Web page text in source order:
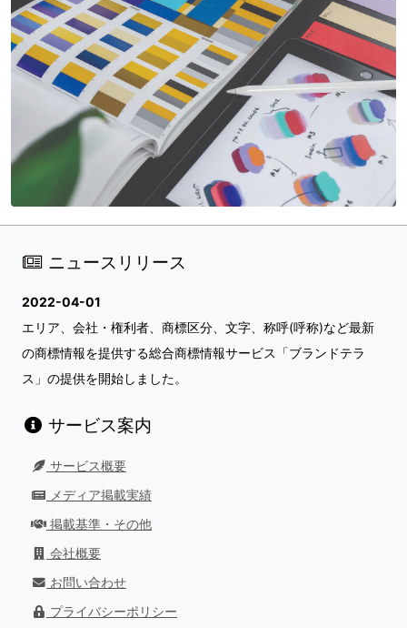
ニュースリリース
2022-04-01
エリア、会社・権利者、商標区分、文字、称呼(呼称)など最新
の商標情報を提供する総合商標情報サービス「ブランドテラ
ス」の提供を開始しました。
サービス案内
サービス概要
メディア掲載実績
掲載基準・その他
会社概要
お問い合わせ
プライバシーポリシー